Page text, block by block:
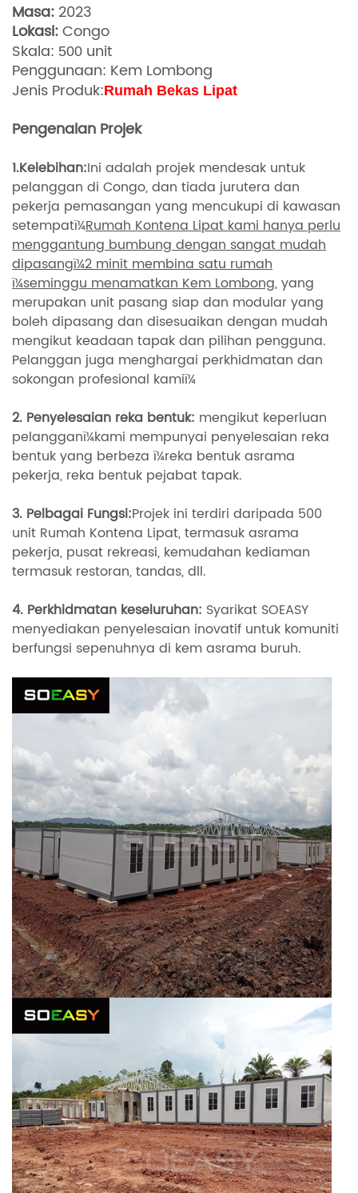
Masa: 2023
Lokasi:Congo
Skala: 500 unit
Penggunaan: Kem Lombong
Jenis Produk:Rumah Bekas Lipat
Pengenalan Projek
1.Kelebihan:Ini adalah projek mendesak untuk
pelanggan di Congo, dan tiada jurutera dan
pekerja pemasangan yang mencukupi di kawasan
setempatï¼Rumah Kontena Lipat kami hanya perlu
menggantung bumbung dengan sangat mudah
dipasangï¼2 minit membina satu rumah
ï¼seminggu menamatkan Kem Lombong, yang
merupakan unit pasang siap dan modular yang
boleh dipasang dan disesuaikan dengan mudah
mengikut keadaan tapak dan pilihan pengguna.
Pelanggan juga menghargai perkhidmatan dan
sokongan profesional kamiï¼
2. Penyelesaian reka bentuk: mengikut keperluan
pelangganï¼kami mempunyai penyelesaian reka
bentuk yang berbeza ï¼reka bentuk asrama
pekerja, reka bentuk pejabat tapak.
3. Pelbagai Fungsi:Projek ini terdiri daripada 500
unit Rumah Kontena Lipat, termasuk asrama
pekerja, pusat rekreasi, kemudahan kediaman
termasuk restoran, tandas, dll.
4. Perkhidmatan keseluruhan: Syarikat SOEASY
menyediakan penyelesaian inovatif untuk komuniti
berfungsi sepenuhnya di kem asrama buruh.